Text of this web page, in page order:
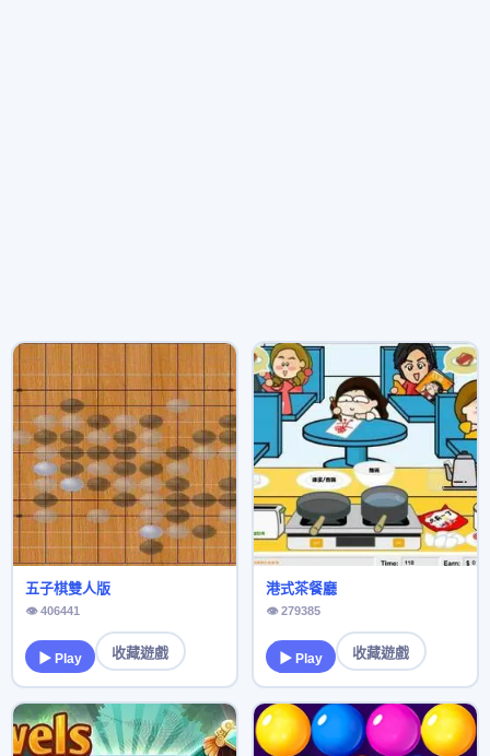
五子棋雙人版
👁 406441
▶ Play 收藏遊戲
港式茶餐廳
👁 279385
▶ Play 收藏遊戲